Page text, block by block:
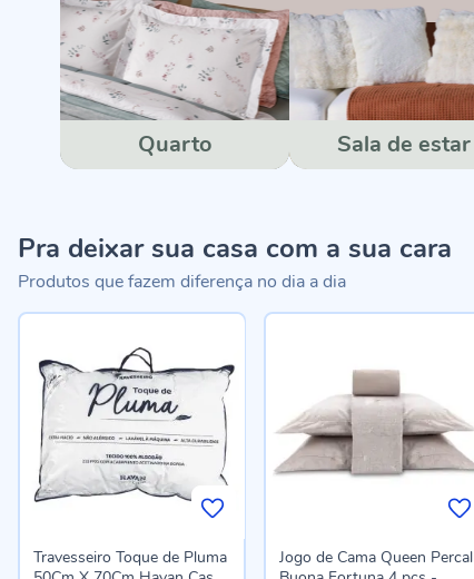
Quarto Sala de estar
Pra deixar sua casa com a sua cara
Produtos que fazem diferença no dia a dia
Travesseiro Toque de Pluma
Jogo de Cama Queen Percal